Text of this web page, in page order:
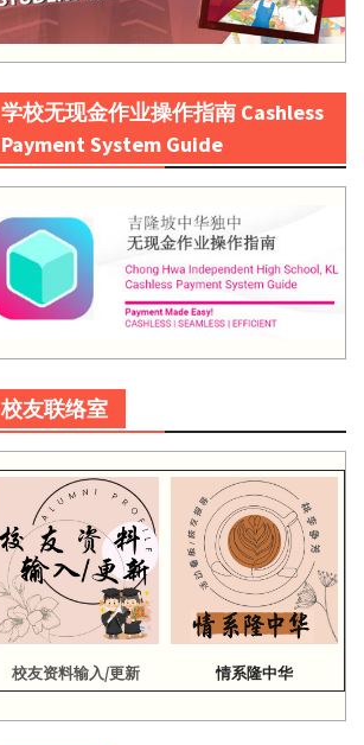
学校无现金作业操作指南 Cashless
Payment System Guide
校友联络室
校友资料输入/更新 情系隆中华